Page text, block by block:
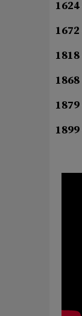
1624
1672
1818
1868
1879
1899